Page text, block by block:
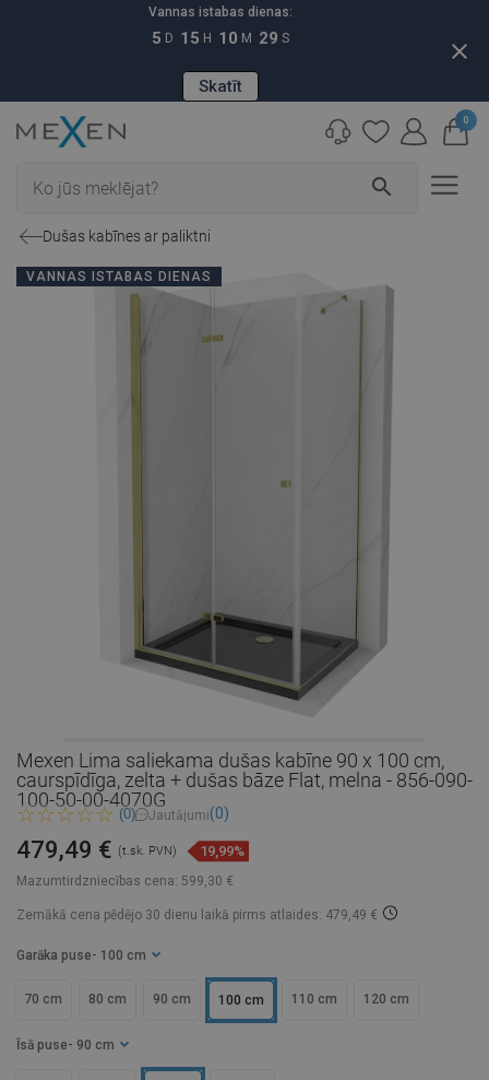
Vannas istabas dienas:
5 D 15 H 10 M 28 S
Skatīt
close
search
0
Dušas kabīnes ar paliktni
VANNAS ISTABAS DIENAS
Mexen Lima saliekama dušas kabīne 90 x 100 cm,
caurspīdīga, zelta + dušas bāze Flat, melna - 856-090-
100-50-00-4070G
(0) Jautājumi(0)
Mazumtirdzniecības cena: 599,30 €
479,49 € (t.sk. PVN) 19,99%
Zemākā cena pēdējo 30 dienu laikā pirms atlaides: 479,49 €
Garāka puse - 100 cm
70 cm 80 cm 90 cm 100 cm 110 cm 120 cm
Īsā puse - 90 cm